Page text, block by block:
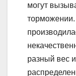
могут
торможении.
разный вес